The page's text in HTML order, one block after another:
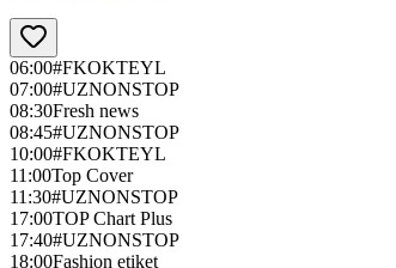
06:00#FKOKTEYL
07:00#UZNONSTOP
08:30Fresh news
08:45#UZNONSTOP
10:00#FKOKTEYL
11:00Top Cover
11:30#UZNONSTOP
17:00TOP Chart Plus
17:40#UZNONSTOP
18:00Fashion etiket